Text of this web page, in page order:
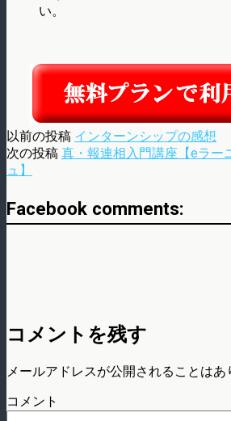
い。
以前の投稿 インターンシップの感想
次の投稿 真・報連相入門講座【eラー
ュ】
Facebook comments:
コメントを残す
メールアドレスが公開されることはあ
コメント